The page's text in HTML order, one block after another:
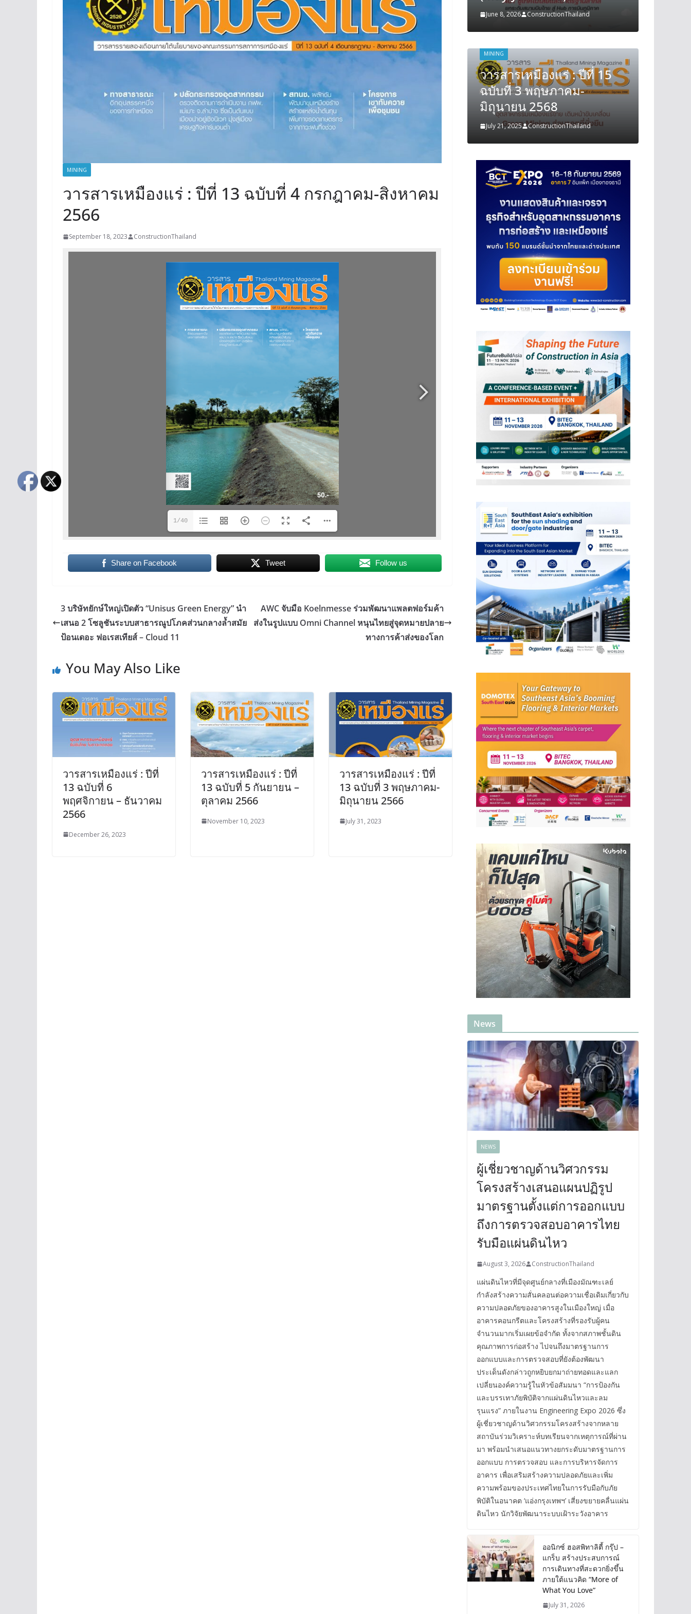
MINING
วารสารเหมืองแร่ : ปีที่ 13 ฉบับที่ 4 กรกฎาคม-สิงหาคม
2566
September 18, 2023 ConstructionThailand
1/40
Share on Facebook Tweet Follow us
3 บริษัทยักษ์ใหญ่เปิดตัว “Unisus Green Energy” นำ
เสนอ 2 โซลูชันระบบสาธารณูปโภคส่วนกลางล้ำสมัย
ป้อนเดอะ ฟอเรสเทียส์ – Cloud 11
AWC จับมือ Koelnmesse ร่วมพัฒนาแพลตฟอร์มค้า
ส่งในรูปแบบ Omni Channel หนุนไทยสู่จุดหมายปลาย
ทางการค้าส่งของโลก
You May Also Like
วารสารเหมืองแร่ : ปีที่
13 ฉบับที่ 6
พฤศจิกายน – ธันวาคม
2566
December 26, 2023
วารสารเหมืองแร่ : ปีที่
13 ฉบับที่ 5 กันยายน –
ตุลาคม 2566
November 10, 2023
วารสารเหมืองแร่ : ปีที่
13 ฉบับที่ 3 พฤษภาคม-
มิถุนายน 2566
July 31, 2023
June 8, 2026 ConstructionThailand June 8, 2026 ConstructionThailand
MINING
ฉบับที่ 3 พฤษภาคม-
มิถุนายน 2568
July 21, 2025
MINING
วารสารเหมืองแร่ : ปีที่ 15
ฉบับที่ 3 พฤษภาคม-
มิถุนายน 2568
July 21, 2025 ConstructionThailand
News
NEWS
ผู้เชี่ยวชาญด้านวิศวกรรม
โครงสร้างเสนอแผนปฏิรูป
มาตรฐานตั้งแต่การออกแบบ
ถึงการตรวจสอบอาคารไทย
รับมือแผ่นดินไหว
August 3, 2026 ConstructionThailand
แผ่นดินไหวที่มีจุดศูนย์กลางที่เมืองมัณฑะเลย์
กำลังสร้างความสั่นคลอนต่อความเชื่อเดิมเกี่ยวกับ
ความปลอดภัยของอาคารสูงในเมืองใหญ่ เมื่อ
อาคารคอนกรีตและโครงสร้างที่รองรับผู้คน
จำนวนมากเริ่มเผยข้อจำกัด ทั้งจากสภาพชั้นดิน
คุณภาพการก่อสร้าง ไปจนถึงมาตรฐานการ
ออกแบบและการตรวจสอบที่ยังต้องพัฒนา
ประเด็นดังกล่าวถูกหยิบยกมาถ่ายทอดและแลก
เปลี่ยนองค์ความรู้ในหัวข้อสัมมนา “การป้องกัน
และบรรเทาภัยพิบัติจากแผ่นดินไหวและลม
รุนแรง” ภายในงาน Engineering Expo 2026 ซึ่ง
ผู้เชี่ยวชาญด้านวิศวกรรมโครงสร้างจากหลาย
สถาบันร่วมวิเคราะห์บทเรียนจากเหตุการณ์ที่ผ่าน
มา พร้อมนำเสนอแนวทางยกระดับมาตรฐานการ
ออกแบบ การตรวจสอบ และการบริหารจัดการ
อาคาร เพื่อเสริมสร้างความปลอดภัยและเพิ่ม
ความพร้อมของประเทศไทยในการรับมือกับภัย
พิบัติในอนาคต ‘แอ่งกรุงเทพฯ’ เสี่ยงขยายคลื่นแผ่น
ดินไหว นักวิจัยพัฒนาระบบเฝ้าระวังอาคาร
ออนิกซ์ ฮอสพิทาลิตี้ กรุ๊ป –
แกร็บ สร้างประสบการณ์
การเดินทางที่สะดวกยิ่งขึ้น
ภายใต้แนวคิด “More of
What You Love”
July 31, 2026